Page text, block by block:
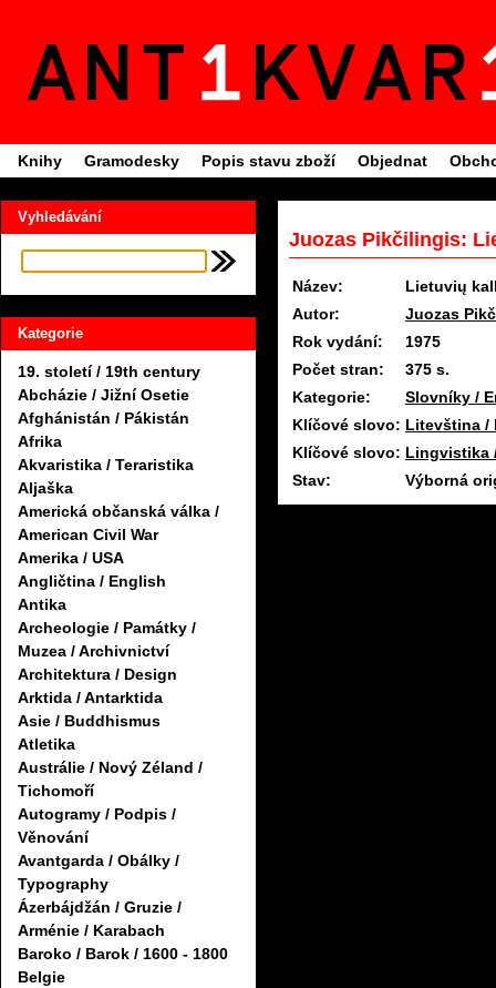
Knihy Gramodesky Popis stavu zboží Objednat
Vyhledávání
Kategorie
19. století / 19th century
Abcházie / Jižní Osetie
Afghánistán / Pákistán
Afrika
Akvaristika / Teraristika
Aljaška
Americká občanská válka /
American Civil War
Amerika / USA
Angličtina / English
Antika
Archeologie / Památky /
Muzea / Archivnictví
Architektura / Design
Arktida / Antarktida
Asie / Buddhismus
Atletika
Austrálie / Nový Zéland /
Tichomoří
Autogramy / Podpis /
Věnování
Avantgarda / Obálky /
Typography
Ázerbájdžán / Gruzie /
Arménie / Karabach
Baroko / Barok / 1600 - 1800
Belgie
Juozas Pikčilingis:
Název:
Lietuvių
Autor:
Juozas
Rok vydání:
1975
Počet stran:
375 s.
Kategorie:
Slovníky /
Klíčové slovo: Litevština /
Klíčové slovo: Lingvistika
Stav:
Výborná